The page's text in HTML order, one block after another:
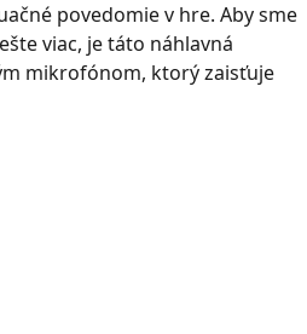
povedomie v hre. Aby sme
viac, je táto náhlavná
mikrofónom, ktorý zaisťuje